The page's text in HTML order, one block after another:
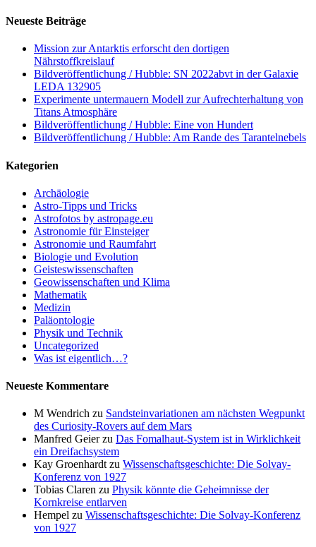
Neueste Beiträge
Mission zur Antarktis erforscht den dortigen
Nährstoffkreislauf
Bildveröffentlichung / Hubble: SN 2022abvt in der Galaxie
LEDA 132905
Experimente untermauern Modell zur Aufrechterhaltung von
Titans Atmosphäre
Bildveröffentlichung / Hubble: Eine von Hundert
Bildveröffentlichung / Hubble: Am Rande des Tarantelnebels
Kategorien
Archäologie
Astro-Tipps und Tricks
Astrofotos by astropage.eu
Astronomie für Einsteiger
Astronomie und Raumfahrt
Biologie und Evolution
Geisteswissenschaften
Geowissenschaften und Klima
Mathematik
Medizin
Paläontologie
Physik und Technik
Uncategorized
Was ist eigentlich…?
Neueste Kommentare
M Wendrich zu Sandsteinvariationen am nächsten Wegpunkt
des Curiosity-Rovers auf dem Mars
Manfred Geierzu Das Fomalhaut-System ist in Wirklichkeit
ein Dreifachsystem
Kay Groenhardtzu Wissenschaftsgeschichte: Die Solvay-
Konferenz von 1927
Tobias Claren zu Physik könnte die Geheimnisse der
Kornkreise entlarven
Hempel zu Wissenschaftsgeschichte: Die Solvay-Konferenz
von 1927